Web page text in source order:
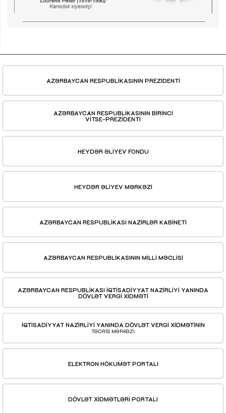
AZƏRBAYCAN RESPUBLİKASININ PREZİDENTİ
AZƏRBAYCAN RESPUBLİKASININ BİRİNCİ
VİTSE-PREZİDENTİ
HEYDƏR ƏLİYEV FONDU
HEYDƏR ƏLİYEV MƏRKƏZİ
AZƏRBAYCAN RESPUBLİKASI NAZİRLƏR KABİNETİ
AZƏRBAYCAN RESPUBLİKASININ MİLLİ MƏCLİSİ
AZƏRBAYCAN RESPUBLİKASI İQTİSADİYYAT NAZİRLİYİ YANINDA
DÖVLƏT VERGİ XİDMƏTİ
İQTİSADİYYAT NAZİRLİYİ YANINDA DÖVLƏT VERGİ XİDMƏTİNİN
TƏDRİS MƏRKƏZİ
ELEKTRON HÖKUMƏT PORTALI
DÖVLƏT XİDMƏTLƏRİ PORTALI